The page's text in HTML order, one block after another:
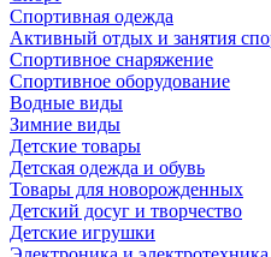
Спортивная одежда
Активный отдых и занятия
Спортивное снаряжение
Спортивное оборудование
Водные виды
Зимние виды
Детские товары
Детская одежда и обувь
Товары для новорожденных
Детский досуг и творчество
Детские игрушки